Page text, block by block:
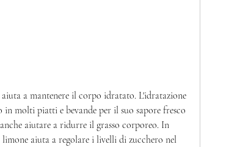
a mantenere il corpo idratato. L'idratazione
in molti piatti e bevande per il suo sapore fresco
aiutare a ridurre il grasso corporeo. In
aiuta a regolare i livelli di zucchero nel